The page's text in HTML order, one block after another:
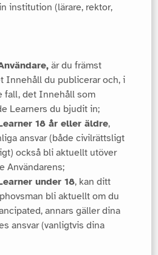
institution (lärare, rektor,
är du främst
Innehåll du publicerar och, i
fall, det Innehåll som
Learners du bjudit in;
18 år eller äldre,
ansvar (både civilrättsligt
också bli aktuellt utöver
Användarens;
under 18, kan ditt
bli aktuellt om du
annars gäller dina
ansvar (vanligtvis dina